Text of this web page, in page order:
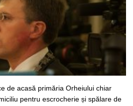
de acasă primăria Orheiului chiar
pentru escrocherie și spălare de